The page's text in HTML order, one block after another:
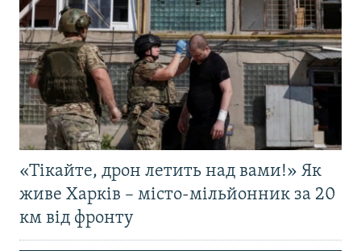
«Тікайте, дрон летить над вами!» Як
живе Харків – місто-мільйонник за 20
км від фронту